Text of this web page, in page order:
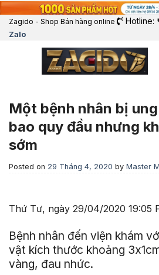
Zagido - Shop Bán hàng online Hotline:
Zalo
Một bệnh nhân bị
bao quy đầu nhưng
sớm
Posted on 29 Tháng 4, 2020 by Master
Thứ Tư, ngày 29/04/2020 19:05
Bệnh nhân đến viện khám
vật kích thước khoảng
vàng, đau nhức.